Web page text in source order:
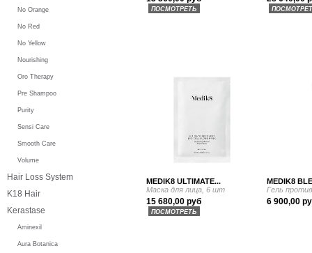
ПОСМОТРЕТЬ
MEDIK8 ULTIMATE...
Маска для лица, 6 шт
15 680,00 руб
ПОСМОТРЕТЬ
MEDIK8
Гель
6 900,00
No Orange
No Red
No Yellow
Nourishing
Oro Therapy
Pre Shampoo
Purity
Sensi Care
Smooth Care
Volume
Hair Loss System
K18 Hair
Kerastase
Aminexil
Aura Botanica